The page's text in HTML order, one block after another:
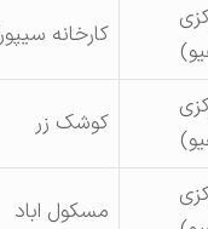
کارخانه سیپورکس
کوشک زر
مسکول اباد